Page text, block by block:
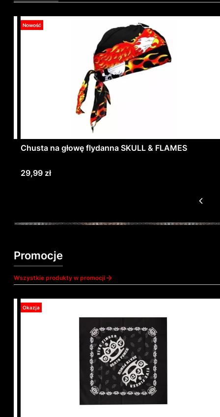
Nowość
Chusta na głowę flydanna SKULL & FLAMES
Cena
29,99 zł
Promocje
Wszystkie produkty w promocji
Okazja